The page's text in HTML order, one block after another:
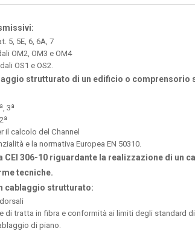
5, 5E, 6, 6A, 7
OM2, OM3 e OM4
OS1 e OS2.
strutturato di un edificio o comprensorio
3ª
il calcolo del Channel
e la normativa Europea EN 50310.
CEI 306-10 riguardante la realizzazione di un
tecniche.
cablaggio strutturato:
di tratta in fibra e conformità ai limiti degli standard
di piano.